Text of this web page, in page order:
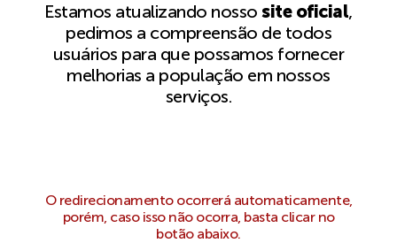
Estamos atualizando nossosite oficial,
pedimos a compreensão de todos
usuários para que possamos fornecer
melhorias a população em nossos
serviços.
O redirecionamento ocorrerá automaticamente,
porém, caso isso não ocorra, basta clicar no
botão abaixo.